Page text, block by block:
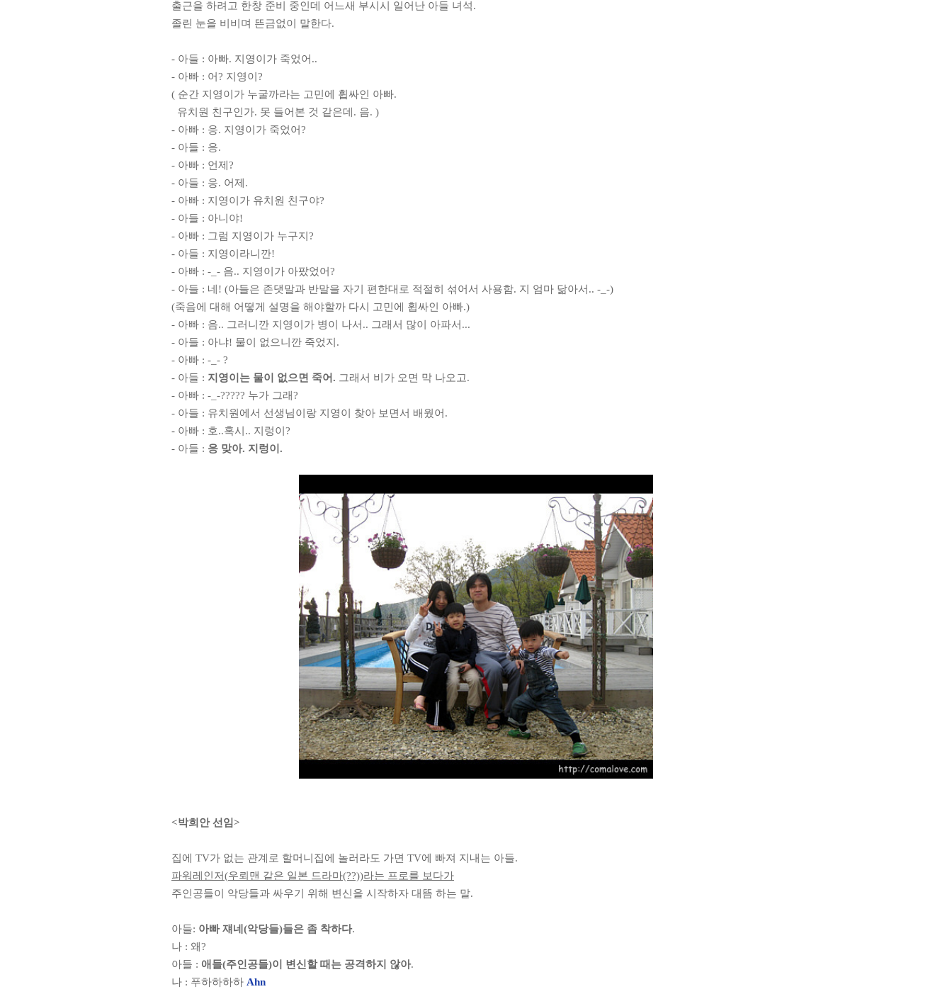
출근을 하려고 한창 준비 중인데 어느새 부시시 일어난 아들 녀석.
졸린 눈을 비비며 뜬금없이 말한다.
- 아들 : 아빠. 지영이가 죽었어 ..
- 아빠 : 어? 지영이 ?
( 순간 지영이가 누굴까라는 고민에 휩싸인 아빠.
유치원 친구인가. 못 들어본 것 같은데 . 음. )
- 아빠 : 응. 지영이가 죽었어?
- 아들 : 응.
- 아빠 : 언제 ?
- 아들 : 응. 어제 .
- 아빠 : 지영이가 유치원 친구야?
- 아들 : 아니야!
- 아빠 : 그럼 지영이가 누구지 ?
- 아들 : 지영이라니깐!
- 아빠 : -_- 음.. 지영이가 아팠었어?
- 아들 : 네 ! (아들은 존댓말과 반말을 자기 편한대로 적절히 섞어서 사용함. 지 엄마 닮아서 .. -_-)
(죽음에 대해 어떻게 설명을 해야할까 다시 고민에 휩싸인 아빠.)
- 아빠 : 음.. 그러니깐 지영이가 병이 나서 .. 그래서 많이 아파서 ...
- 아들 : 아냐! 물이 없으니깐 죽었지 .
- 아빠 : -_- ?
- 아들 : 지영이는 물이 없으면 죽어. 그래서 비가 오면 막 나오고.
- 아빠 : -_-????? 누가 그래?
- 아들 : 유치원에서 선생님이랑 지영이 찾아 보면서 배웠어 .
- 아빠 : 호..혹시 .. 지렁이 ?
- 아들 : 응 맞아. 지렁이 .
<박희안 선임>
집에 TV가 없는 관계로 할머니집에 놀러라도 가면 TV에 빠져 지내는 아들.
파워레인저(우뢰맨 같은 일본 드라마(??))라는 프로를 보다가
주인공들이 악당들과 싸우기 위해 변신을 시작하자 대뜸 하는 말.
아들: 아빠 쟤네 (악당들)들은 좀 착하다.
나 : 왜?
아들 : 애들(주인공들)이 변신할 때는 공격하지 않아.
나 : 푸하하하하 Ahn